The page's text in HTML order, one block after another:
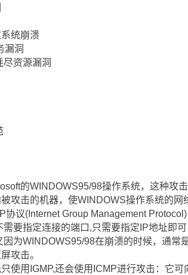
统崩溃
漏洞
尽资源漏洞
的WINDOWS95/98操作系统，这种攻
攻击的机器，使WINDOWS操作系统的网
协议(Internet Group Management
要指定连接的端口,只需要指定IP地址即
为WINDOWS95/98在崩溃的时候，通
攻击。
使用IGMP,还会使用ICMP进行攻击：它